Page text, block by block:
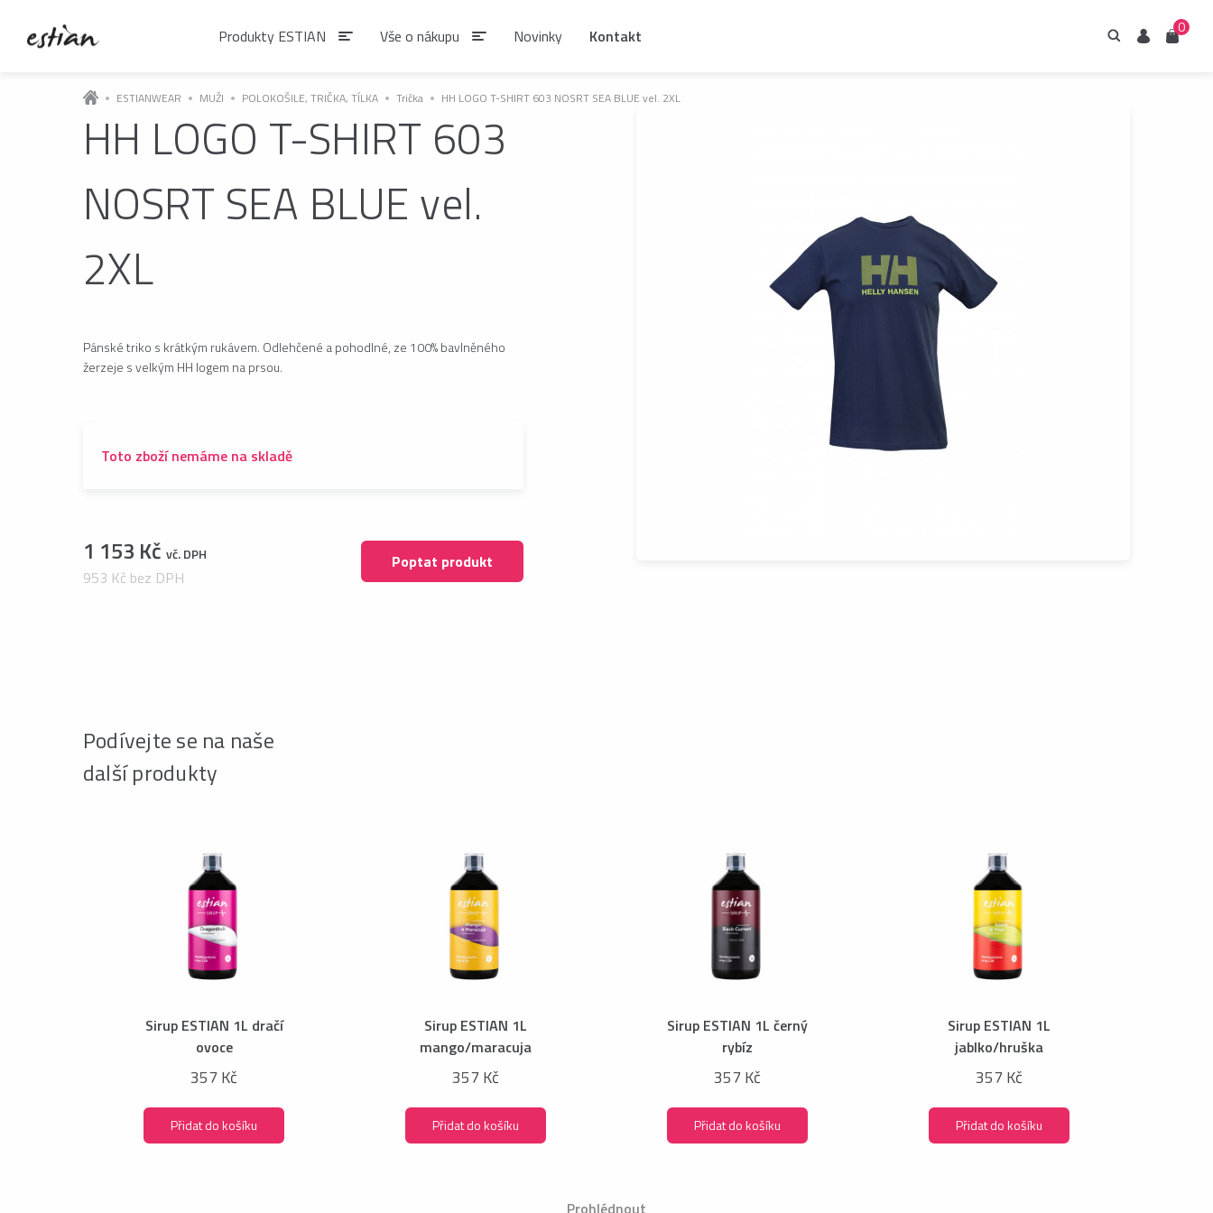
ESTIANWEAR MUŽI POLOKOŠILE, TRIČKA, TÍLKA Trička HH LOGO T-SHIRT 603 NOSRT SEA BLUE vel. 2XL
HH LOGO T-SHIRT 603
NOSRT SEA BLUE vel.
2XL
Pánské triko s krátkým rukávem. Odlehčené a pohodlné, ze 100% bavlněného
žerzeje s velkým HH logem na prsou.
Toto zboží nemáme na skladě
1 153 Kč vč. DPH
953 Kč bez DPH
Poptat produkt
Podívejte se na naše
další produkty
Sirup ESTIAN 1L dračí
ovoce
357 Kč
Přidat do košíku
Sirup ESTIAN 1L
mango/maracuja
357 Kč
Přidat do košíku
Sirup ESTIAN 1L černý
rybíz
357 Kč
Přidat do košíku
Sirup ESTIAN 1L
jablko/hruška
357 Kč
Přidat do košíku
Produkty ESTIAN
Produkty ESTIAN
VÝDEJNÍKY VODY
SIRUPY A NÁPOJOVÉ
KONCENTRÁTY
Matcha
Čaje BIO
Sirupy ESTIAN
Poznejte naše sirupy
bez umělých sladidel.
Prohlédnout
Vše o nákupu Novinky Kontakt HledáníUživatelKošík
0